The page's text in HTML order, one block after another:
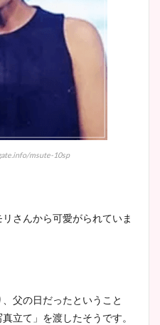
msute-10sp
さんから可愛がられていま
父の日だったということ
立て」を渡したそうです。